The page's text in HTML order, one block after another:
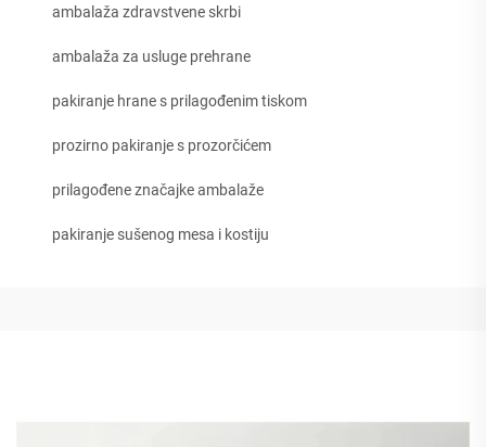
ambalaža zdravstvene skrbi
ambalaža za usluge prehrane
pakiranje hrane s prilagođenim tiskom
prozirno pakiranje s prozorčićem
prilagođene značajke ambalaže
pakiranje sušenog mesa i kostiju